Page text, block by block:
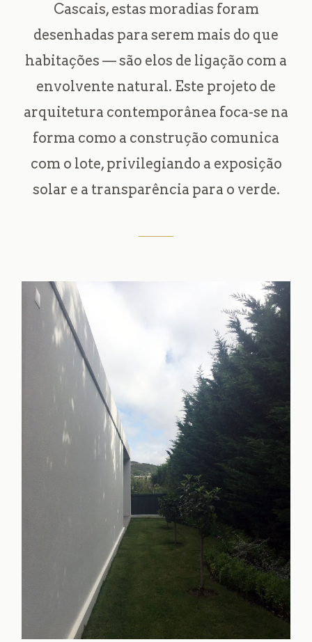
Cascais, estas moradias foram
desenhadas para serem mais do que
habitações — são elos de ligação com a
envolvente natural. Este projeto de
arquitetura contemporânea foca-se na
forma como a construção comunica
com o lote, privilegiando a exposição
solar e a transparência para o verde.